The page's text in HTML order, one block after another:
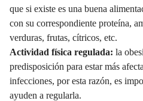
que si existe es una buena
con su correspondiente proteína,
verduras, frutas, cítricos, etc.
Actividad física regulada: la
predisposición para estar más
infecciones, por esta razón, es
ayuden a regularla.